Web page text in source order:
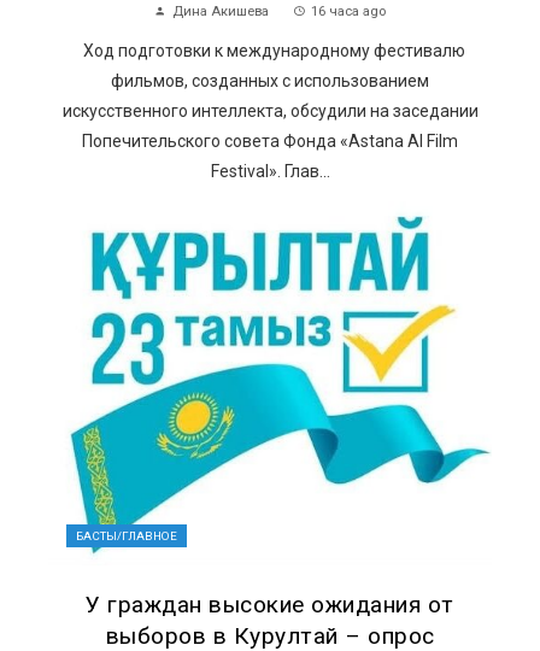
Дина Акишева 16 часа ago
Ход подготовки к международному фестивалю
фильмов, созданных с использованием
искусственного интеллекта, обсудили на заседании
Попечительского совета Фонда «Astana AI Film
Festival». Глав...
БАСТЫ/ГЛАВНОЕ
У граждан высокие ожидания от
выборов в Курултай – опрос